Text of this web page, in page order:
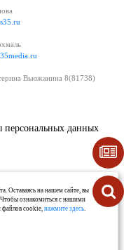
Вьюжанина 8(81738)
персональных данных
Оставаясь на нашем сайте, вы
Чтобы ознакомиться с нашими
файлов cookie,нажмите здесь.